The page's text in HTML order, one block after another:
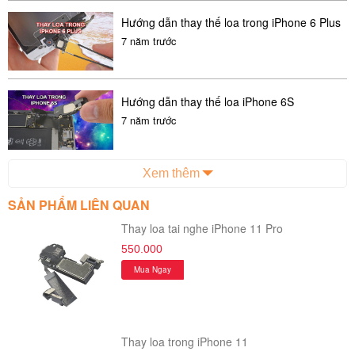
sau khi thay loa iPhone 6 Plus
- Khách hàng thanh toán tại quầy thu ngân và nhận lại máy
cùng phiếu bảo hành.
Hướng dẫn thay thế loa trong iPhone 6 Plus
7 năm trước
Hướng dẫn thay thế loa iPhone 6S
7 năm trước
Xem thêm
SẢN PHẨM LIÊN QUAN
Thay loa tai nghe iPhone 11 Pro
550.000
Mua Ngay
Thay loa trong iPhone 11